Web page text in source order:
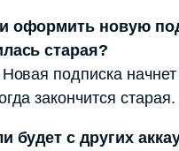
оформить новую
старая?
подписка начнет
закончится старая.
будет с других